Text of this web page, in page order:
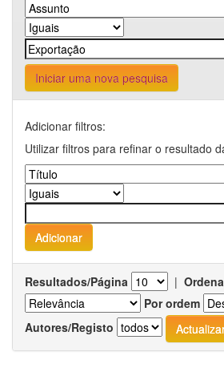
Iniciar uma nova pesquisa
Adicionar filtros:
Utilizar filtros para refinar o resultado
Resultados/Página |
Por ordem
Autores/Registo